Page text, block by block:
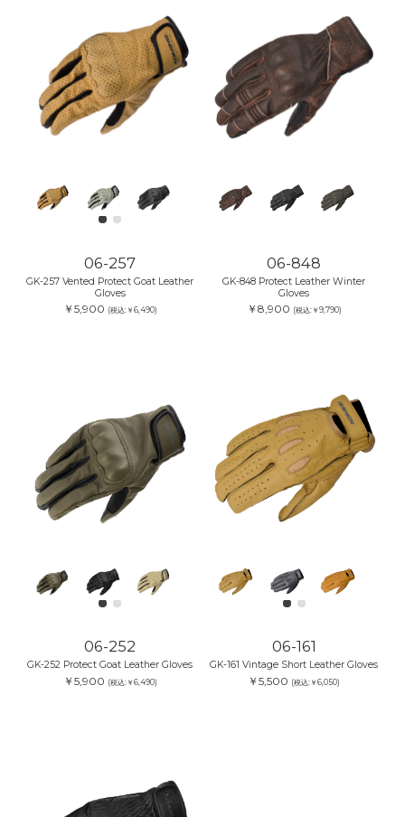
06-257
GK-257 Vented Protect Goat Leather
Gloves
￥5,900 (税込:￥6,490)
06-848
GK-848 Protect Leather Winter
Gloves
￥8,900 (税込:￥9,790)
06-252
GK-252 Protect Goat Leather Gloves
￥5,900 (税込:￥6,490)
06-161
GK-161 Vintage Short Leather Gloves
￥5,500 (税込:￥6,050)